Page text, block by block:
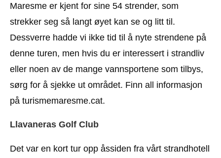
Maresme er kjent for sine 54 strender, som
strekker seg så langt øyet kan se og litt til.
Dessverre hadde vi ikke tid til å nyte strendene på
denne turen, men hvis du er interessert i strandliv
eller noen av de mange vannsportene som tilbys,
sørg for å sjekke ut området. Finn all informasjon
på turismemaresme.cat.
Llavaneras Golf Club
Det var en kort tur opp åssiden fra vårt strandhotell